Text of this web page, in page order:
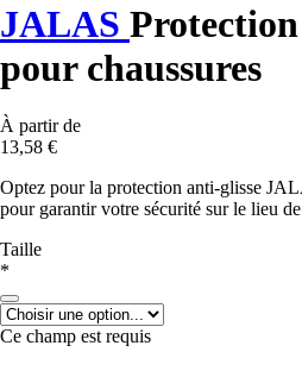
JALAS
pour chaussures
À partir de
13,58 €
Optez pour la protection anti-glisse
pour garantir votre sécurité sur le lieu
Taille
*
Ce champ est requis